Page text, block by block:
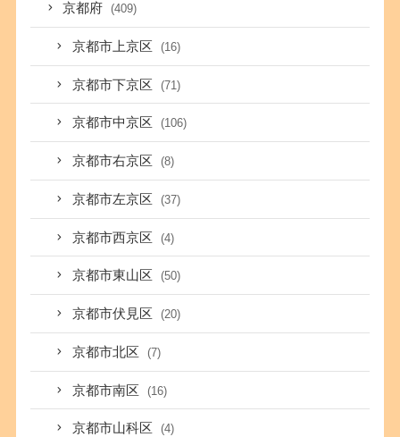
京都府 (409)
京都市上京区 (16)
京都市下京区 (71)
京都市中京区 (106)
京都市右京区 (8)
京都市左京区 (37)
京都市西京区 (4)
京都市東山区 (50)
京都市伏見区 (20)
京都市北区 (7)
京都市南区 (16)
京都市山科区 (4)